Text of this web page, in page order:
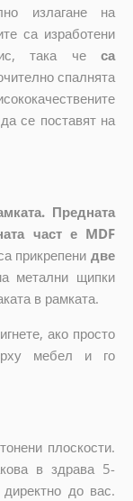
излагане на
са изработени
така че
са
спалнята
се поставят на
Предната
част е MDF
прикрепени две
метални щипки
в рамката.
ако просто
мебел и го
плоскости.
в здрава 5-
до вас.